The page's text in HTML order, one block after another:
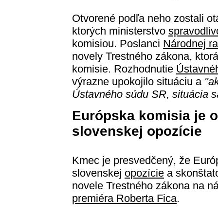
Otvorené podľa neho zostali
ktorých ministerstvo
komisiou. Poslanci Národnej
novely Trestného zákona,
komisie. Rozhodnutie
výrazne upokojilo situáciu a
Ústavného súdu SR, situácia
Európska komisia je
slovenskej opozície
Kmec je presvedčený, že
slovenskej opozície a
novele Trestného zákona na
premiéraRoberta Fica.